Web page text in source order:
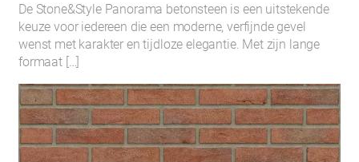
De Stone&Style Panorama betonsteen is een uitstekende
keuze voor iedereen die een moderne, verfijnde gevel
wenst met karakter en tijdloze elegantie. Met zijn lange
formaat […]